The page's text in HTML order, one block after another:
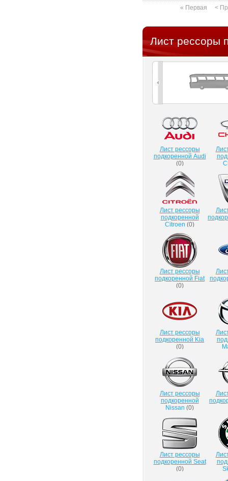
« Первая <
Лист рессоры
Лист рессоры
подкоренной Audi
(0)
Лист рессоры
подкоренной
Citroen (0)
Лист рессоры
подкоренной Fiat
(0)
Лист рессоры
подкоренной Kia
(0)
Лист рессоры
подкоренной
Nissan (0)
Лист рессоры
подкоренной Seat
(0)